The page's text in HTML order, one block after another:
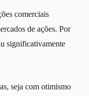
comerciais
de ações. Por
significativamente
seja com otimismo